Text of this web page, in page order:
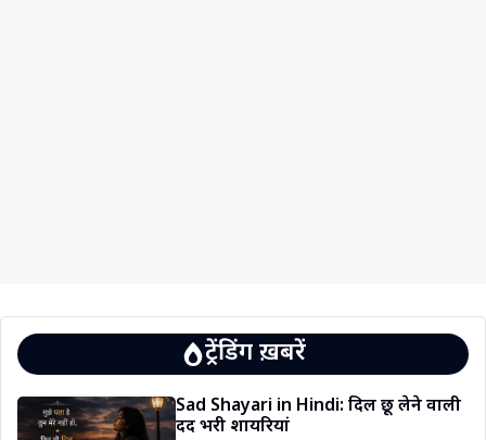
ट्रेंडिंग ख़बरें
Sad Shayari in Hindi: दिल छू लेने वाली
दर्द भरी शायरियां